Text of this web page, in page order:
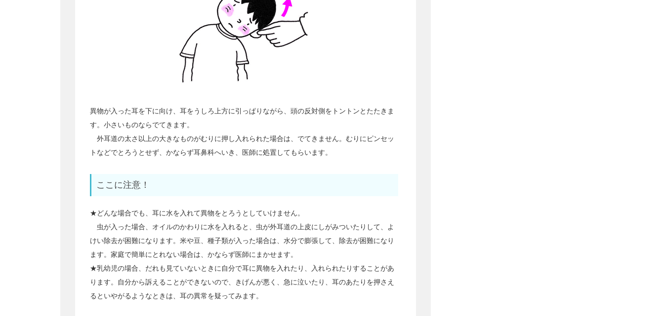
異物が入った耳を下に向け、耳をうしろ上方に引っぱりながら、頭の反対側をトントンとたたきま
す。小さいものならでてきます。
外耳道の太さ以上の大きなものがむりに押し入れられた場合は、でてきません。むりにピンセッ
トなどでとろうとせず、かならず耳鼻科へいき、医師に処置してもらいます。
ここに注意！
★どんな場合でも、耳に水を入れて異物をとろうとしていけません。
虫が入った場合、オイルのかわりに水を入れると、虫が外耳道の上皮にしがみついたりして、よ
けい除去が困難になります。米や豆、種子類が入った場合は、水分で膨張して、除去が困難になり
ます。家庭で簡単にとれない場合は、かならず医師にまかせます。
★乳幼児の場合、だれも見ていないときに自分で耳に異物を入れたり、入れられたりすることがあ
ります。自分から訴えることができないので、きげんが悪く、急に泣いたり、耳のあたりを押さえ
るといやがるようなときは、耳の異常を疑ってみます。